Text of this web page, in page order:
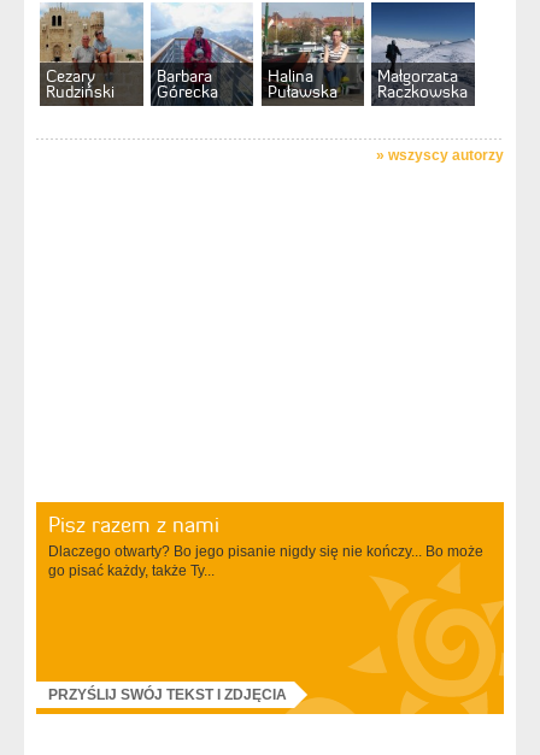
Cezary
Rudziński
Barbara
Górecka
Halina
Puławska
Małgorzata
Raczkowska
» wszyscy autorzy
Pisz razem z nami
Dlaczego otwarty? Bo jego pisanie nigdy się nie kończy... Bo może
go pisać każdy, także Ty...
PRZYŚLIJ SWÓJ TEKST I ZDJĘCIA